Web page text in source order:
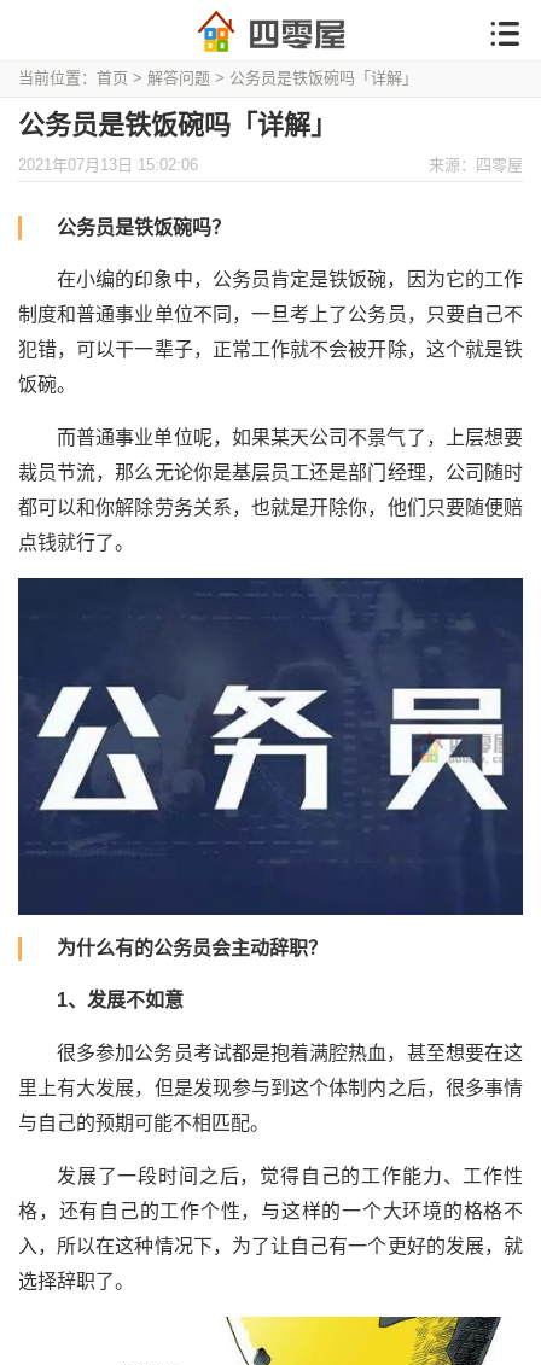
当前位置： 首页 > 解答问题 > 公务员是铁饭碗吗「详解」
公务员是铁饭碗吗「详解」
2021年07月13日 15:02:06 来源：四零屋
公务员是铁饭碗吗？
在小编的印象中，公务员肯定是铁饭碗，因为它的工作
制度和普通事业单位不同，一旦考上了公务员，只要自己不
犯错，可以干一辈子，正常工作就不会被开除，这个就是铁
饭碗。
而普通事业单位呢，如果某天公司不景气了，上层想要
裁员节流，那么无论你是基层员工还是部门经理，公司随时
都可以和你解除劳务关系，也就是开除你，他们只要随便赔
点钱就行了。
为什么有的公务员会主动辞职？
1、发展不如意
很多参加公务员考试都是抱着满腔热血，甚至想要在这
里上有大发展，但是发现参与到这个体制内之后，很多事情
与自己的预期可能不相匹配。
发展了一段时间之后，觉得自己的工作能力、工作性
格，还有自己的工作个性，与这样的一个大环境的格格不
入，所以在这种情况下，为了让自己有一个更好的发展，就
选择辞职了。